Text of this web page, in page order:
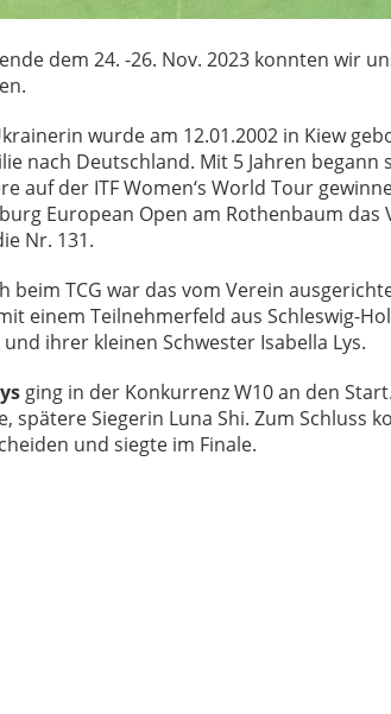
dem 24. -26. Nov. 2023 konnten wir
wurde am 12.01.2002 in Kiew
nach Deutschland. Mit 5 Jahren begann
auf der ITF Women‘s World Tour
European Open am Rothenbaum das
Nr. 131.
beim TCG war das vom Verein
einem Teilnehmerfeld aus Schleswig-
ihrer kleinen Schwester Isabella Lys.
ging in der Konkurrenz W10 an den
spätere Siegerin Luna Shi. Zum Schluss
und siegte im Finale.